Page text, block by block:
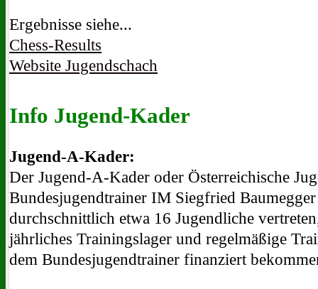
Ergebnisse siehe...
Chess-Results
Website Jugendschach
Info Jugend-Kader
Jugend-A-Kader:
Der Jugend-A-Kader oder Österreichische
Bundesjugendtrainer IM Siegfried
durchschnittlich etwa 16 Jugendliche
jährliches Trainingslager und regelmäßige
dem Bundesjugendtrainer finanziert